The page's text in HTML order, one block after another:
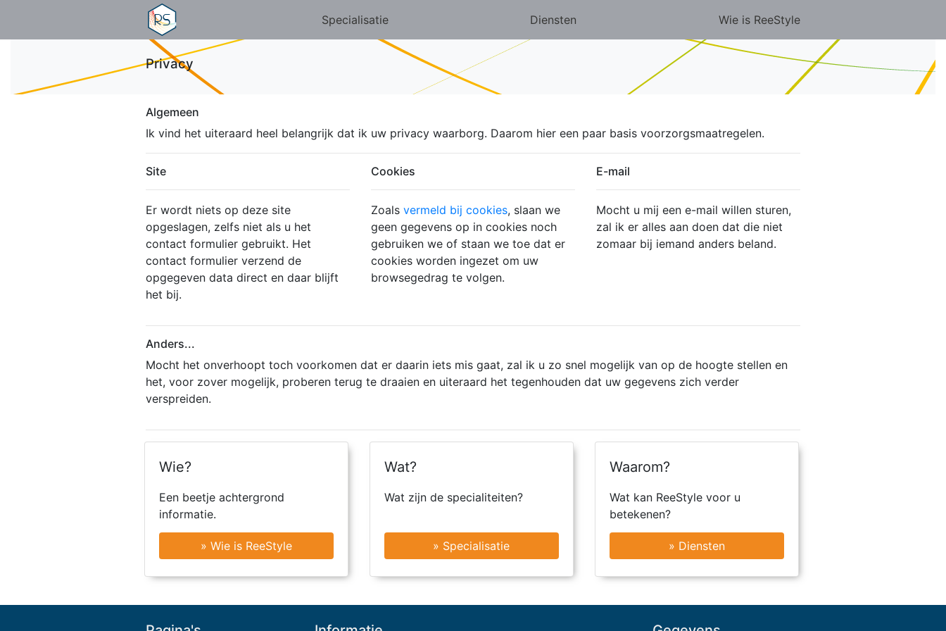
Specialisatie Diensten Wie is ReeStyle
Privacy
Algemeen
Ik vind het uiteraard heel belangrijk dat ik uw privacy waarborg. Daarom hier een paar basis voorzorgsmaatregelen.
Site
Er wordt niets op deze site
opgeslagen, zelfs niet als u het
contact formulier gebruikt. Het
contact formulier verzend de
opgegeven data direct en daar blijft
het bij.
Cookies
Zoals vermeld bij cookies, slaan we
geen gegevens op in cookies noch
gebruiken we of staan we toe dat er
cookies worden ingezet om uw
browsegedrag te volgen.
E-mail
Mocht u mij een e-mail willen sturen,
zal ik er alles aan doen dat die niet
zomaar bij iemand anders beland.
Anders...
Mocht het onverhoopt toch voorkomen dat er daarin iets mis gaat, zal ik u zo snel mogelijk van op de hoogte stellen en
het, voor zover mogelijk, proberen terug te draaien en uiteraard het tegenhouden dat uw gegevens zich verder
verspreiden.
Wie?
Een beetje achtergrond
informatie.
» Wie is ReeStyle
Wat?
Wat zijn de specialiteiten?
» Specialisatie
Waarom?
Wat kan ReeStyle voor u
betekenen?
» Diensten